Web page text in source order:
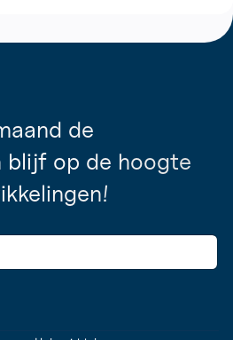
de
blijf op de hoogte